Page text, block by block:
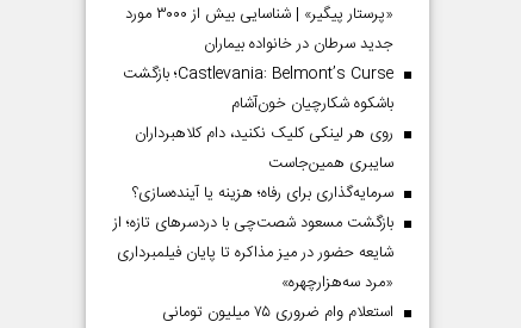
«پرستار پیگیر» | شناسایی بیش از ۳۰۰۰ مورد
جدید سرطان در خانواده بیماران
Castlevania: Belmont’s Curse؛ بازگشت
باشکوه شکارچیان خون‌آشام
روی هر لینکی کلیک نکنید، دام کلاهبرداران
سایبری همین‌جاست
سرمایه‌گذاری برای رفاه؛ هزینه یا آینده‌سازی؟
بازگشت مسعود شصت‌چی با دردسر‌های تازه؛ از
شایعه حضور در میز مذاکره تا پایان فیلمبرداری
«مرد سه‌هزارچهره»
استعلام وام ضروری ۷۵ میلیون تومانی